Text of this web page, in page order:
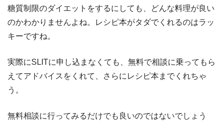
糖質制限のダイエットをするにしても、どんな料理が良い
のかわかりませんよね。レシピ本がタダでくれるのはラッ
キーですね。
実際にSLITに申し込まなくても、無料で相談に乗ってもら
えてアドバイスをくれて、さらにレシピ本までくれちゃ
う。
無料相談に行ってみるだけでも良いのではないでしょう